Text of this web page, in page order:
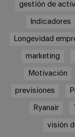
gestión de
Indicadores
Longevidad
marketing
Motivación
previsiones
Ryanair
visión